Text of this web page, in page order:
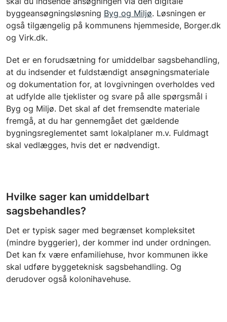
byggeansøgningsløsning Byg og Miljø. Løsningen er
også tilgængelig på kommunens hjemmeside, Borger.dk
og Virk.dk.
Det er en forudsætning for umiddelbar sagsbehandling,
at du indsender et fuldstændigt ansøgningsmateriale
og dokumentation for, at lovgivningen overholdes ved
at udfylde alle tjeklister og svare på alle spørgsmål i
Byg og Miljø. Det skal af det fremsendte materiale
fremgå, at du har gennemgået det gældende
bygningsreglementet samt lokalplaner m.v. Fuldmagt
skal vedlægges, hvis det er nødvendigt.
Hvilke sager kan umiddelbart
sagsbehandles?
Det er typisk sager med begrænset kompleksitet
(mindre byggerier), der kommer ind under ordningen.
Det kan fx være enfamiliehuse, hvor kommunen ikke
skal udføre byggeteknisk sagsbehandling. Og
derudover også kolonihavehuse.